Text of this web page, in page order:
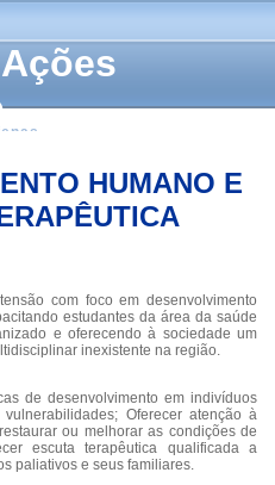
HUMANO E
com foco em desenvolvimento
estudantes da área da saúde
e oferecendo à sociedade um
inexistente na região.
de desenvolvimento em indivíduos
Oferecer atenção à
ou melhorar as condições de
escuta terapêutica qualificada a
paliativos e seus familiares.